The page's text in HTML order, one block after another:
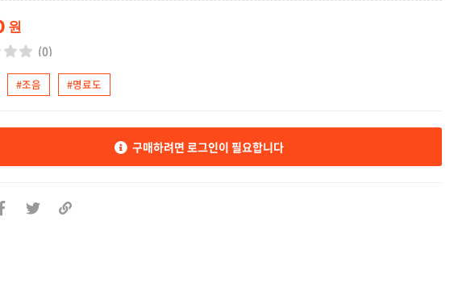
원
(0)
#조음 #명료도
구매하려면 로그인이 필요합니다